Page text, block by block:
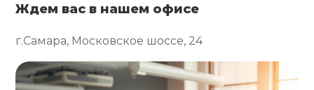
Ждем вас в нашем офисе
г.Самара, Московское шоссе, 24